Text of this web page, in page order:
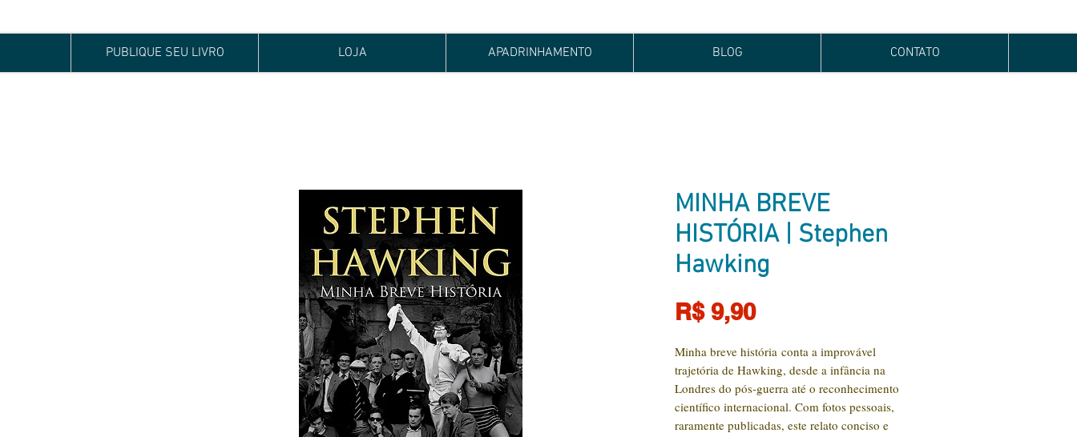
PUBLIQUE SEU LIVRO LOJA APADRINHAMENTO BLOG CONTATO
MINHA BREVE
HISTÓRIA | Stephen
Hawking
R$ 9,90Preço
Minha breve história conta a improvável
trajetória de Hawking, desde a infância na
Londres do pós-guerra até o reconhecimento
científico internacional. Com fotos pessoais,
raramente publicadas, este relato conciso e